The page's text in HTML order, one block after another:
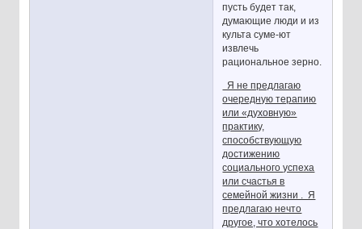
пусть будет так,
думающие люди и из
культа суме-ют
извлечь
рациональное зерно.
Я не предлагаю
очередную терапию
или «духовную»
практику,
способствующую
достижению
социального успеха
или счастья в
семейной жизни . Я
предлагаю нечто
другое, что хотелось